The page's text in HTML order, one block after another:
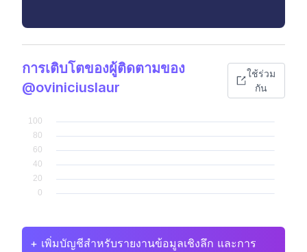
การเติบโตของผู้ติดตามของ
@oviniciuslaur
ใช้ร่วม
กัน
+ เพิ่มบัญชีสำหรับรายงานข้อมูลเชิงลึก และการ